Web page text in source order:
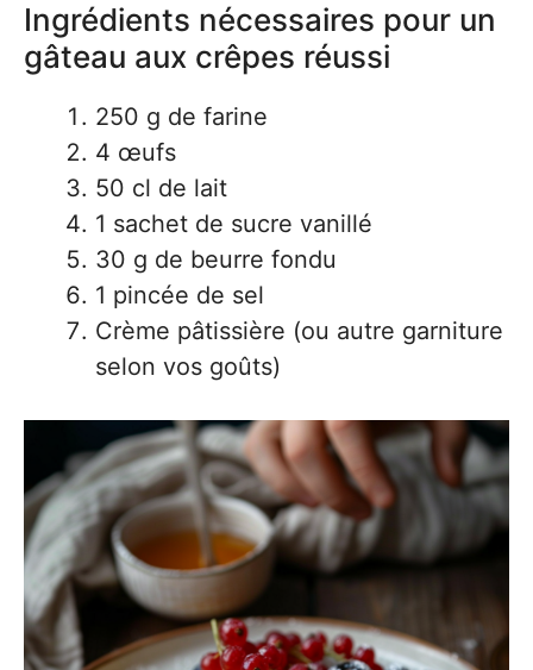
Ingrédients nécessaires pour un
gâteau aux crêpes réussi
250 g de farine
4 œufs
50 cl de lait
1 sachet de sucre vanillé
30 g de beurre fondu
1 pincée de sel
Crème pâtissière (ou autre garniture
selon vos goûts)